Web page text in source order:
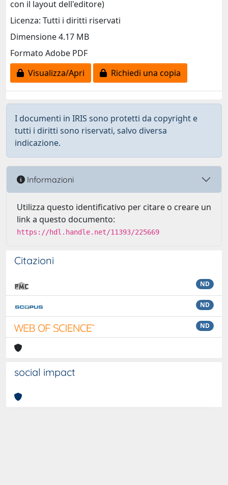
con il layout dell'editore)
Licenza: Tutti i diritti riservati
Dimensione 4.17 MB
Formato Adobe PDF
Visualizza/Apri
Richiedi una copia
I documenti in IRIS sono protetti da copyright e
tutti i diritti sono riservati, salvo diversa
indicazione.
Informazioni
Utilizza questo identificativo per citare o creare un
link a questo documento:
https://hdl.handle.net/11393/225669
Citazioni
ND
ND
ND
social impact